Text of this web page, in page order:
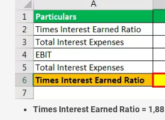
Times Interest Earned Ratio = 1,88